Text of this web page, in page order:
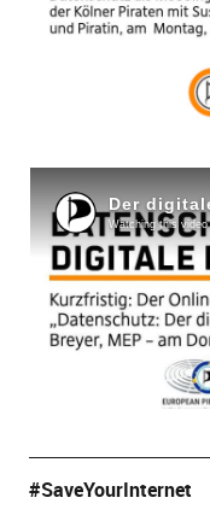
#SaveYourInternet